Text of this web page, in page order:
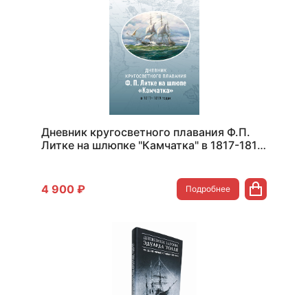
Дневник кругосветного плавания Ф.П.
Литке на шлюпке "Камчатка" в 1817-1819
4 900 ₽ Подробнее